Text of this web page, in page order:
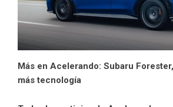
Más en Acelerando: Subaru
más tecnología